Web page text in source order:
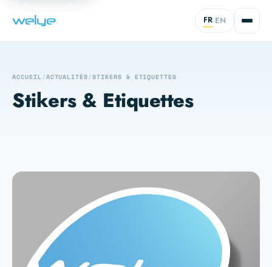
FR·EN
ACCUEIL/ACTUALITÉS/STIKERS & ETIQUETTES
Stikers & Etiquettes